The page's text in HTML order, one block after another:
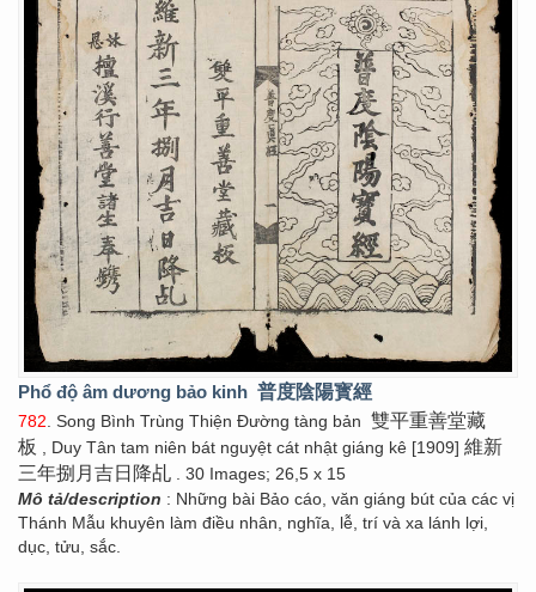
Phổ độ âm dương bảo kinh 普度陰陽寳經
782 . Song Bình Trùng Thiện Đường tàng bản 雙平重善堂藏
板
, Duy Tân tam niên bát nguyệt cát nhật giáng kê [1909] 維新
三年捌月吉日降乩 . 30 Images; 26,5 x 15
Mô tả/description : Những bài Bảo cáo, văn giáng bút của các vị
Thánh Mẫu khuyên làm điều nhân, nghĩa, lễ, trí và xa lánh lợi,
dục, tửu, sắc.